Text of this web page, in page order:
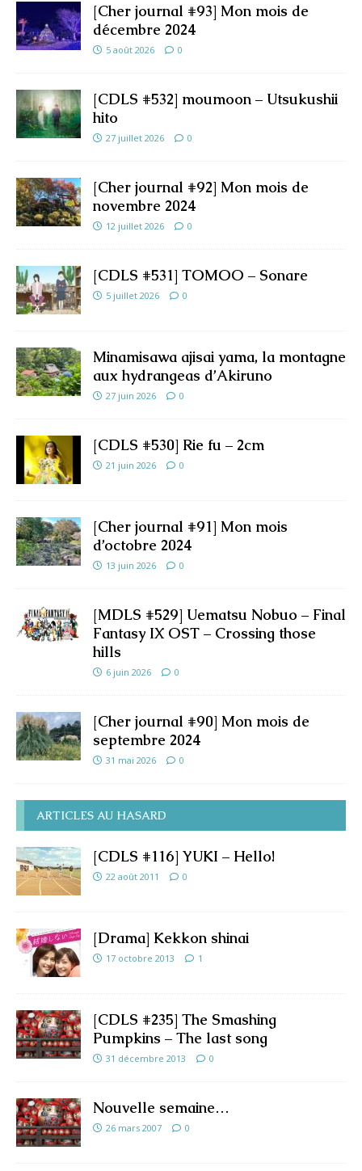
[Cher journal #93] Mon mois de
décembre 2024
5 août 2026 0
[CDLS #532] moumoon – Utsukushii
hito
27 juillet 2026 0
[Cher journal #92] Mon mois de
novembre 2024
12 juillet 2026 0
[CDLS #531] TOMOO – Sonare
5 juillet 2026 0
Minamisawa ajisai yama, la montagne
aux hydrangeas d’Akiruno
27 juin 2026 0
[CDLS #530] Rie fu – 2cm
21 juin 2026 0
[Cher journal #91] Mon mois
d’octobre 2024
13 juin 2026 0
[MDLS #529] Uematsu Nobuo – Final
Fantasy IX OST – Crossing those
hills
6 juin 2026 0
[Cher journal #90] Mon mois de
septembre 2024
31 mai 2026 0
ARTICLES AU HASARD
[CDLS #116] YUKI – Hello!
22 août 2011 0
[Drama] Kekkon shinai
17 octobre 2013 1
[CDLS #235] The Smashing
Pumpkins – The last song
31 décembre 2013 0
Nouvelle semaine…
26 mars 2007 0